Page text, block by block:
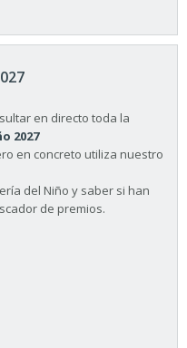
en directo toda la
2027
en concreto utiliza nuestro
del Niño y saber si han
de premios.